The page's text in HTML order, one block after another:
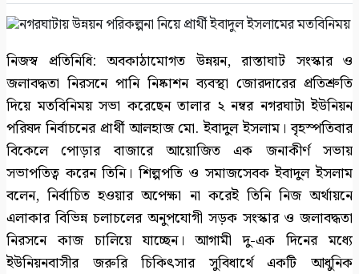
নিজস্ব প্রতিনিধি: অবকাঠামোগত উন্নয়ন, রাস্তাঘাট সংস্কার ও
জলাবদ্ধতা নিরসনে পানি নিষ্কাশন ব্যবস্থা জোরদারের প্রতিশ্রুতি
দিয়ে মতবিনিময় সভা করেছেন তালার ২ নম্বর নগরঘাটা ইউনিয়ন
পরিষদ নির্বাচনের প্রার্থী আলহাজ মো. ইবাদুল ইসলাম। বৃহস্পতিবার
বিকেলে পোড়ার বাজারে আয়োজিত এক জনাকীর্ণ সভায়
সভাপতিত্ব করেন তিনি। শিল্পপতি ও সমাজসেবক ইবাদুল ইসলাম
বলেন, নির্বাচিত হওয়ার অপেক্ষা না করেই তিনি নিজ অর্থায়নে
এলাকার বিভিন্ন চলাচলের অনুপযোগী সড়ক সংস্কার ও জলাবদ্ধতা
নিরসনে কাজ চালিয়ে যাচ্ছেন। আগামী দু-এক দিনের মধ্যে
ইউনিয়নবাসীর জরুরি চিকিৎসার সুবিধার্থে একটি আধুনিক